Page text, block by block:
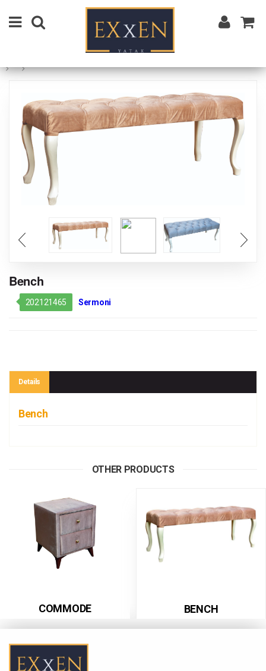
Bench
202121465 Sermoni
Details
Bench
OTHER PRODUCTS
COMMODE BENCH